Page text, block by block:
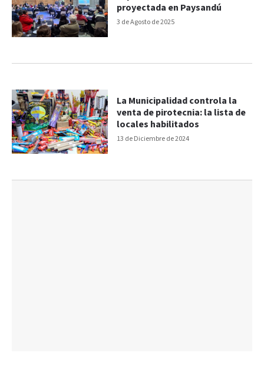
3 de Agosto de 2025
proyectada en Paysandú
13 de Diciembre de 2024
La Municipalidad controla la
venta de pirotecnia: la lista de
locales habilitados